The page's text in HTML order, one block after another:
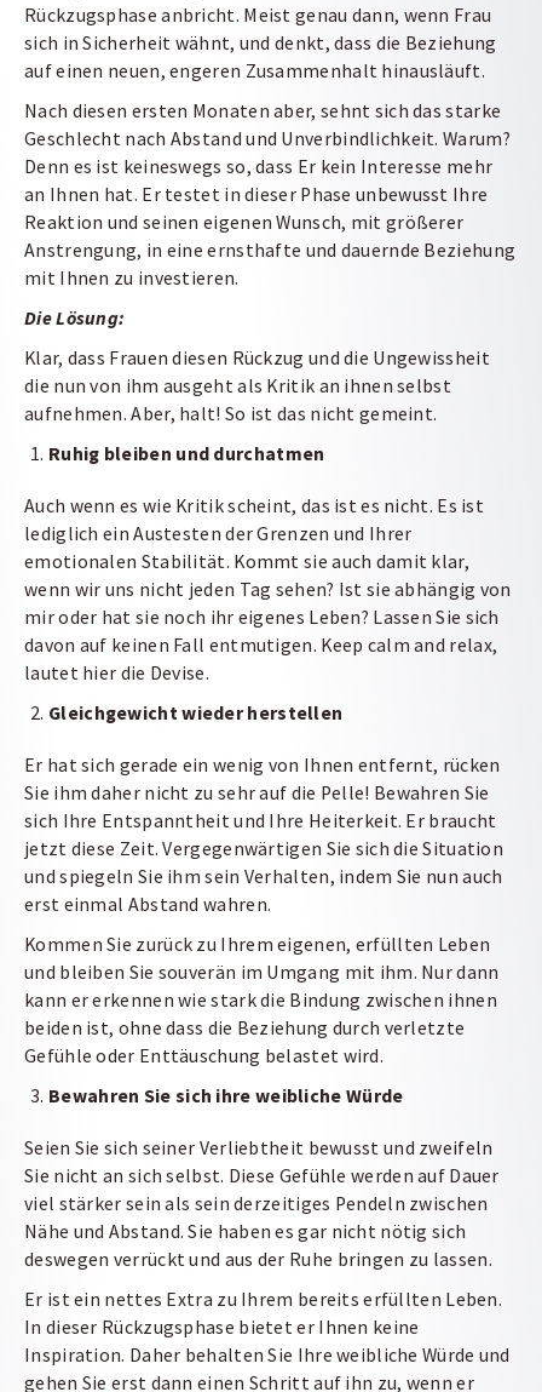
Rückzugsphase anbricht. Meist genau dann, wenn Frau
sich in Sicherheit wähnt, und denkt, dass die Beziehung
auf einen neuen, engeren Zusammenhalt hinausläuft.
Nach diesen ersten Monaten aber, sehnt sich das starke
Geschlecht nach Abstand und Unverbindlichkeit. Warum?
Denn es ist keineswegs so, dass Er kein Interesse mehr
an Ihnen hat. Er testet in dieser Phase unbewusst Ihre
Reaktion und seinen eigenen Wunsch, mit größerer
Anstrengung, in eine ernsthafte und dauernde Beziehung
mit Ihnen zu investieren.
Die Lösung:
Klar, dass Frauen diesen Rückzug und die Ungewissheit
die nun von ihm ausgeht als Kritik an ihnen selbst
aufnehmen. Aber, halt! So ist das nicht gemeint.
Ruhig bleiben und durchatmen
Auch wenn es wie Kritik scheint, das ist es nicht. Es ist
lediglich ein Austesten der Grenzen und Ihrer
emotionalen Stabilität. Kommt sie auch damit klar,
wenn wir uns nicht jeden Tag sehen? Ist sie abhängig von
mir oder hat sie noch ihr eigenes Leben? Lassen Sie sich
davon auf keinen Fall entmutigen. Keep calm and relax,
lautet hier die Devise.
Gleichgewicht wieder herstellen
Er hat sich gerade ein wenig von Ihnen entfernt, rücken
Sie ihm daher nicht zu sehr auf die Pelle! Bewahren Sie
sich Ihre Entspanntheit und Ihre Heiterkeit. Er braucht
jetzt diese Zeit. Vergegenwärtigen Sie sich die Situation
und spiegeln Sie ihm sein Verhalten, indem Sie nun auch
erst einmal Abstand wahren.
Kommen Sie zurück zu Ihrem eigenen, erfüllten Leben
und bleiben Sie souverän im Umgang mit ihm. Nur dann
kann er erkennen wie stark die Bindung zwischen ihnen
beiden ist, ohne dass die Beziehung durch verletzte
Gefühle oder Enttäuschung belastet wird.
Bewahren Sie sich ihre weibliche Würde
Seien Sie sich seiner Verliebtheit bewusst und zweifeln
Sie nicht an sich selbst. Diese Gefühle werden auf Dauer
viel stärker sein als sein derzeitiges Pendeln zwischen
Nähe und Abstand. Sie haben es gar nicht nötig sich
deswegen verrückt und aus der Ruhe bringen zu lassen.
Er ist ein nettes Extra zu Ihrem bereits erfüllten Leben.
In dieser Rückzugsphase bietet er Ihnen keine
Inspiration. Daher behalten Sie Ihre weibliche Würde und
gehen Sie erst dann einen Schritt auf ihn zu, wenn er